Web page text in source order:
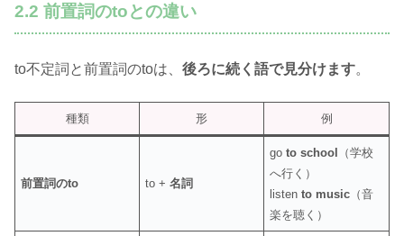
2.2 前置詞のtoとの違い
to不定詞と前置詞のtoは、 後ろに続く語で見分けます。
種類 形 例
前置詞のto to +名詞
goto school
（学校
へ行く）
listento music （音
楽を聴く）